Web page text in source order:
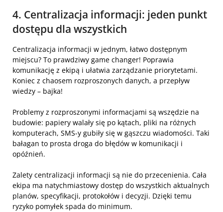
4. Centralizacja informacji: jeden punkt
dostępu dla wszystkich
Centralizacja informacji w jednym, łatwo dostępnym
miejscu? To prawdziwy game changer! Poprawia
komunikację z ekipą i ułatwia zarządzanie priorytetami.
Koniec z chaosem rozproszonych danych, a przepływ
wiedzy – bajka!
Problemy z rozproszonymi informacjami są wszędzie na
budowie: papiery walały się po kątach, pliki na różnych
komputerach, SMS-y gubiły się w gąszczu wiadomości. Taki
bałagan to prosta droga do błędów w komunikacji i
opóźnień.
Zalety centralizacji informacji są nie do przecenienia. Cała
ekipa ma natychmiastowy dostęp do wszystkich aktualnych
planów, specyfikacji, protokołów i decyzji. Dzięki temu
ryzyko pomyłek spada do minimum.